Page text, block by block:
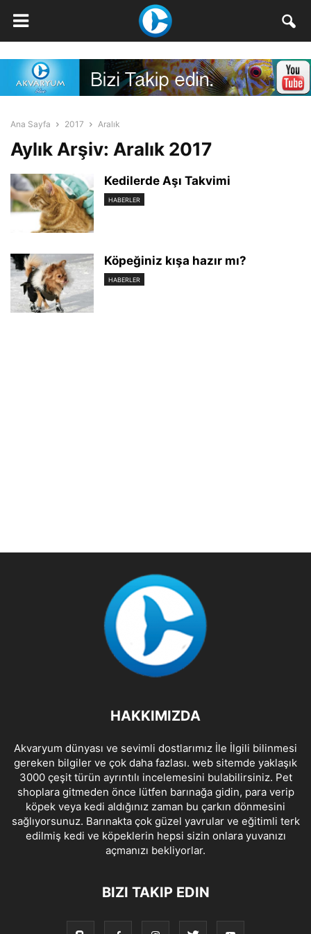
Ana Sayfa 2017 Aralık
Aylık Arşiv: Aralık 2017
Kedilerde Aşı Takvimi
HABERLER
Köpeğiniz kışa hazır mı?
HABERLER
HAKKIMIZDA
Akvaryum dünyası ve sevimli dostlarımız İle İlgili bilinmesi
gereken bilgiler ve çok daha fazlası. web sitemde yaklaşık
3000 çeşit türün ayrıntılı incelemesini bulabilirsiniz. Pet
shoplara gitmeden önce lütfen barınağa gidin, para verip
köpek veya kedi aldığınız zaman bu çarkın dönmesini
sağlıyorsunuz. Barınakta çok güzel yavrular ve eğitimli terk
edilmiş kedi ve köpeklerin hepsi sizin onlara yuvanızı
açmanızı bekliyorlar.
BIZI TAKIP EDIN